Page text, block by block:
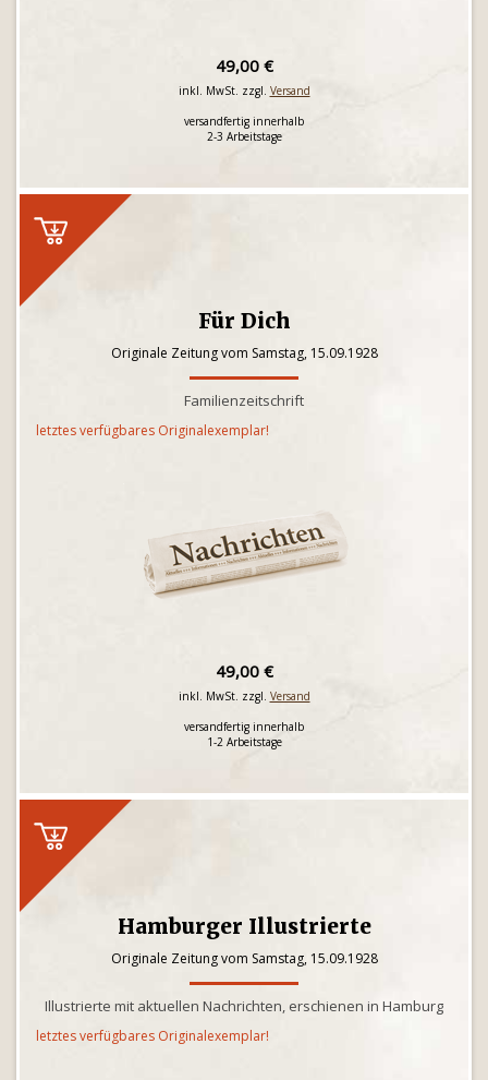
49,00 €
inkl. MwSt. zzgl. Versand
versandfertig innerhalb
2-3 Arbeitstage
Für Dich
Originale Zeitung vom Samstag, 15.09.1928
Familienzeitschrift
letztes verfügbares Originalexemplar!
49,00 €
inkl. MwSt. zzgl. Versand
versandfertig innerhalb
1-2 Arbeitstage
Hamburger Illustrierte
Originale Zeitung vom Samstag, 15.09.1928
Illustrierte mit aktuellen Nachrichten, erschienen in Hamburg
letztes verfügbares Originalexemplar!